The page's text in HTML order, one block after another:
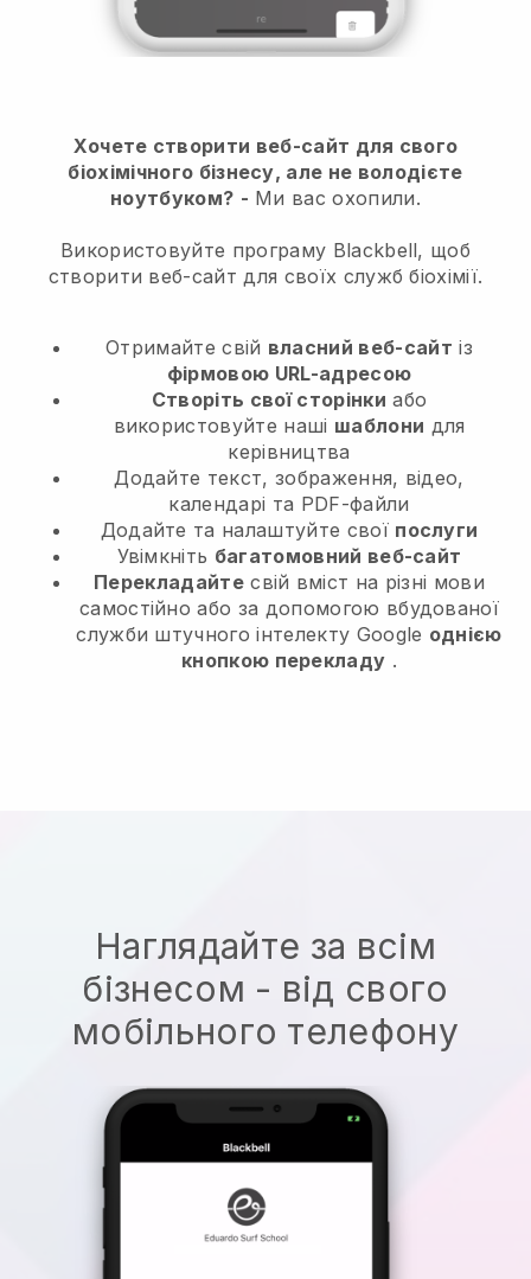
Хочете створити веб-сайт для свого
біохімічного бізнесу, але не володієте
ноутбуком? - Ми вас охопили.
Використовуйте програму Blackbell, щоб
створити веб-сайт для своїх служб біохімії.
Отримайте свій власний веб-сайт із
фірмовою URL-адресою
Створіть свої сторінки або
використовуйте наші шаблони для
керівництва
Додайте текст, зображення, відео,
календарі та PDF-файли
Додайте та налаштуйте свої послуги
Увімкніть багатомовний веб-сайт
Перекладайтесвій вміст на різні мови
самостійно або за допомогою вбудованої
служби штучного інтелекту Google однією
кнопкою перекладу .
Наглядайте за всім
бізнесом - від свого
мобільного телефону